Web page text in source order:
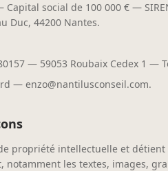
Capital social de 100 000 € —
Duc, 44200 Nantes.
— 59053 Roubaix Cedex 1 —
— enzo@nantilusconseil.com.
propriété intellectuelle et
les textes, images,